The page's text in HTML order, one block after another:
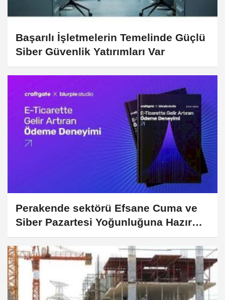
Başarılı İşletmelerin Temelinde Güçlü
Siber Güvenlik Yatırımları Var
Perakende sektörü Efsane Cuma ve
Siber Pazartesi Yoğunluğuna Hazır
mı?